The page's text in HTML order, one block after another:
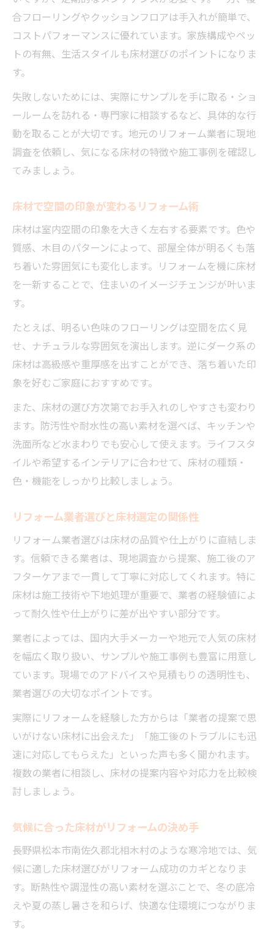
床材選びがリフォーム満足度を左右する理
由
おしゃれな空間演出とリフォーム床材選定
リフォーム前に知るべき床材選びの注意点
床材リフォームで後悔しないための手順
リフォーム業者と床材選定の合わせ技
床材のメリット比較でリフォームを成功
暮らしと相性抜群の床材リフォーム術
暮らしに寄り添う床材リフォームの選び方
家族構成に合わせた床材リフォームの提案
生活スタイル別リフォーム床材のポイント
床材リフォームで実現する理想の暮らし
快適さを追求した床材の選び方ガイド
快適な住まいへ導くリフォーム床材ガイド
リフォームで重視すべき床材の快適性能
床材ごとの断熱性がリフォームの決め手
リフォーム成功の鍵は床材の選び方にあり
床材リフォームで一年中快適な空間を実現
合フローリングやクッションフロアは手入れが簡単で、
コストパフォーマンスに優れています。家族構成やペッ
トの有無、生活スタイルも床材選びのポイントになりま
す。
失敗しないためには、実際にサンプルを手に取る・ショ
ールームを訪れる・専門家に相談するなど、具体的な行
動を取ることが大切です。地元のリフォーム業者に現地
調査を依頼し、気になる床材の特徴や施工事例を確認し
てみましょう。
床材で空間の印象が変わるリフォーム術
床材は室内空間の印象を大きく左右する要素です。色や
質感、木目のパターンによって、部屋全体が明るくも落
ち着いた雰囲気にも変化します。リフォームを機に床材
を一新することで、住まいのイメージチェンジが叶いま
す。
たとえば、明るい色味のフローリングは空間を広く見
せ、ナチュラルな雰囲気を演出します。逆にダーク系の
床材は高級感や重厚感を出すことができ、落ち着いた印
象を好むご家庭におすすめです。
また、床材の選び方次第でお手入れのしやすさも変わり
ます。防汚性や耐水性の高い素材を選べば、キッチンや
洗面所など水まわりでも安心して使えます。ライフスタ
イルや希望するインテリアに合わせて、床材の種類・
色・機能をしっかり比較しましょう。
リフォーム業者選びと床材選定の関係性
リフォーム業者選びは床材の品質や仕上がりに直結しま
す。信頼できる業者は、現地調査から提案、施工後のア
フターケアまで一貫して丁寧に対応してくれます。特に
床材は施工技術や下地処理が重要で、業者の経験値によ
って耐久性や仕上がりに差が出やすい部分です。
業者によっては、国内大手メーカーや地元で人気の床材
を幅広く取り扱い、サンプルや施工事例も豊富に用意し
ています。現場でのアドバイスや見積もりの透明性も、
業者選びの大切なポイントです。
実際にリフォームを経験した方からは「業者の提案で思
いがけない床材に出会えた」「施工後のトラブルにも迅
速に対応してもらえた」といった声も多く聞かれます。
複数の業者に相談し、床材の提案内容や対応力を比較検
討しましょう。
気候に合った床材がリフォームの決め手
長野県松本市南佐久郡北相木村のような寒冷地では、気
候に適した床材選びがリフォーム成功のカギとなりま
す。断熱性や調湿性の高い素材を選ぶことで、冬の底冷
えや夏の蒸し暑さを和らげ、快適な住環境につながりま
す。